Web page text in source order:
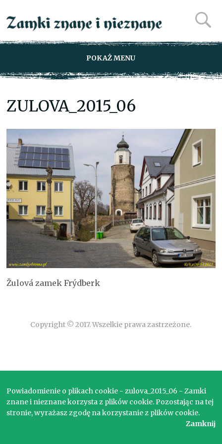
POKAŻ MENU
ZULOVA_2015_06
Žulová zamek Frýdberk
Copyright © 2017. Wszelkie prawa zastrzeżone.
Powiadomienie o plikach cookie - zulova_2015_06 - Zamki
znane i nieznane korzysta z plików cookie. Pozostając na tej
stronie, wyrażasz zgodę na korzystanie z plików cookie.
Zamknij